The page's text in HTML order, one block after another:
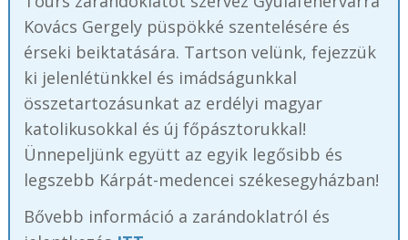
Kovács Gergely püspökké szentelésére és
érseki beiktatására. Tartson velünk, fejezzük
ki jelenlétünkkel és imádságunkkal
összetartozásunkat az erdélyi magyar
katolikusokkal és új főpásztorukkal!
Ünnepeljünk együtt az egyik legősibb és
legszebb Kárpát-medencei székesegyházban!
Bővebb információ a zarándoklatról és